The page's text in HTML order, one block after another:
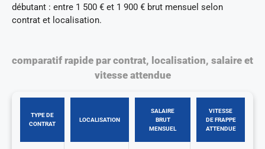
débutant : entre 1 500 € et 1 900 € brut mensuel selon
contrat et localisation.
comparatif rapide par contrat, localisation, salaire et
vitesse attendue
TYPE DE
CONTRAT
LOCALISATION
SALAIRE
BRUT
MENSUEL
VITESSE
DE FRAPPE
ATTENDUE